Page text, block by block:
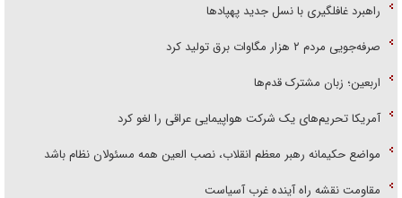
راهبرد غافلگیری با نسل جدید پهپاد‌ها
صرفه‌جویی مردم ۲ هزار مگاوات برق تولید کرد
اربعین؛ زبان مشترک قدم‌ها
آمریکا تحریم‌های یک شرکت هواپیمایی عراقی را لغو کرد
مواضع حکیمانه رهبر معظم انقلاب، نصب العین همه مسئولان نظام باشد
مقاومت نقشه راه آینده غرب آسیاست